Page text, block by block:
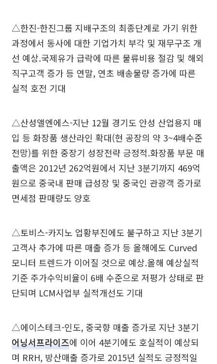
△한진-한진그룹 지배구조의 최종단계로 가기 위한
과정에서 동사에 대한 기업가치 부각 및 재무구조 개
선 예상.국제유가 급락에 따른 물류비용 절감 및 해외
직구고객 증가 등 연말, 연초 배송물량 증가에 따른
실적 호전 기대
△산성앨엔에스-지난 12월 경기도 안성 산업용지 매
입 등 화장품 생산라인 확대(현 공장의 약 3~4배수준
전망)를 위한 중장기 성장전략 긍정적.화장품 부문 매
출액은 2012년 262억원에서 지난 3분기까지 469억
원으로 중국내 판매 급성장 및 중국인 관광객 증가로
면세점 판매량도 양호
△토비스-카지노 업황부진에도 불구하고 지난 3분기
고객사 추가에 따른 매출 증가 등 올해에도 Curved
모니터 트렌드가 이어질 것으로 예상.올해 예상실적
기준 주가수익비율이 6배 수준으로 저평가 상태로 판
단되며 LCM사업부 실적개선도 기대
△에이스테크-인도, 중국향 매출 증가로 지난 3분기
어닝서프라이즈에 이어 4분기에도 호실적이 예상되
며 RRH, 방산매출 증가로 2015년 실적도 긍정적일